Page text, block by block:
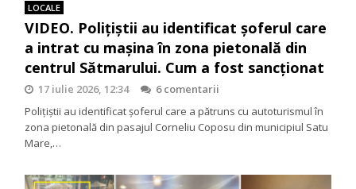
LOCALE
VIDEO. Polițiștii au identificat șoferul care
a intrat cu mașina în zona pietonală din
centrul Sătmarului. Cum a fost sancționat
17 iulie 2026, 12:34
6 comentarii
Polițiștii au identificat șoferul care a pătruns cu autoturismul în
zona pietonală din pasajul Corneliu Coposu din municipiul Satu
Mare,…